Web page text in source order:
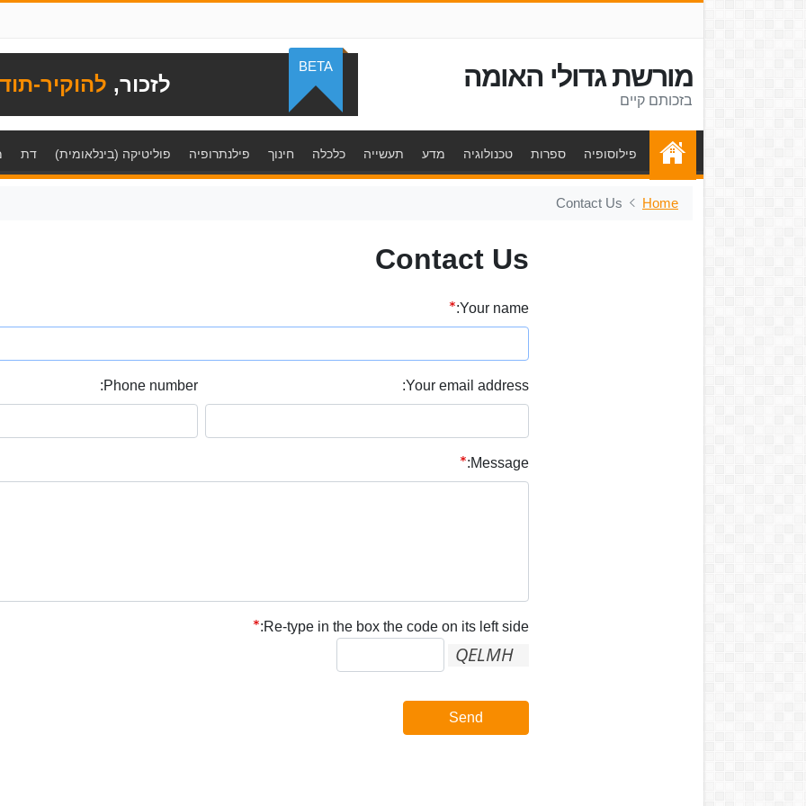
מורשת גדולי האומה
בזכותם קיים
לזכור, להוקיר-
BETA
פילוסופיה ספרות טכנולוגיה מדע תעשייה כלכלה חינוך פילנתרופיה פוליטיקה (בינלאומית) דת
Home
Contact Us
Contact Us
Your name:
Your email address:
Phone number:
Message:
Re-type in the box the code on its left side:
Send